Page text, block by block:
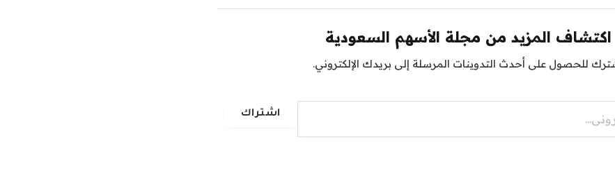
اكتشاف المزيد من مجلة الأسهم السعودية
للحصول على أحدث التدوينات المرسلة إلى بريدك الإلكتروني.
اشتراك